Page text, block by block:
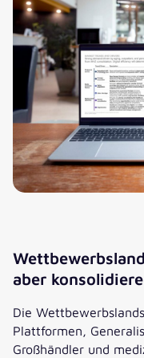
aber
Die
Plattformen,
Großhändler und